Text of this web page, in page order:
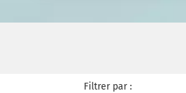
Filtrer par :